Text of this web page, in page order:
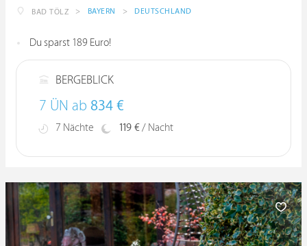
BAD TÖLZ > BAYERN > DEUTSCHLAND
Du sparst 189 Euro!
BERGEBLICK
7 ÜN ab 834 €
7 Nächte 119 €/ Nacht